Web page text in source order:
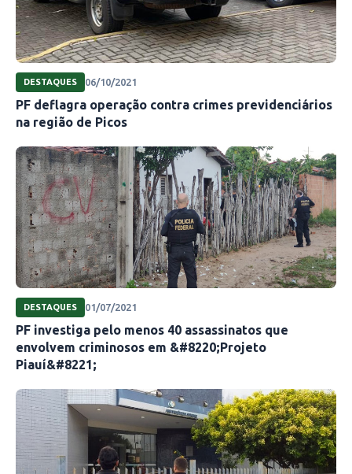
DESTAQUES 06/10/2021
PF deflagra operação contra crimes previdenciários
na região de Picos
DESTAQUES 01/07/2021
PF investiga pelo menos 40 assassinatos que
envolvem criminosos em &#8220;Projeto
Piauí&#8221;